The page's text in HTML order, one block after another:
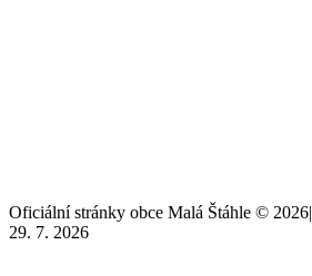
Oficiální stránky obce Malá Štáhle © 2026|
29. 7. 2026